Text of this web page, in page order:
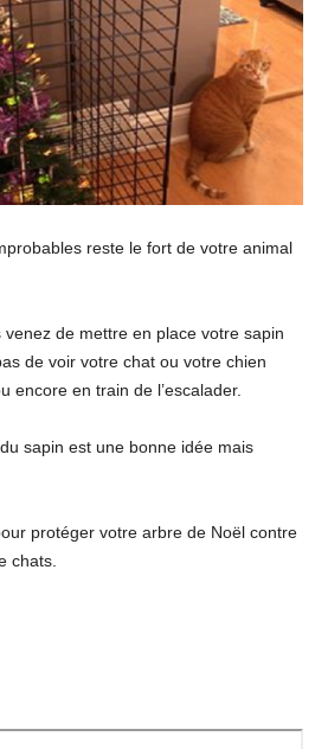
reste le fort de votre animal
de mettre en place votre sapin
de voir votre chat ou votre chien
encore en train de l’escalader.
sapin est une bonne idée mais
protéger votre arbre de Noël contre
chats.